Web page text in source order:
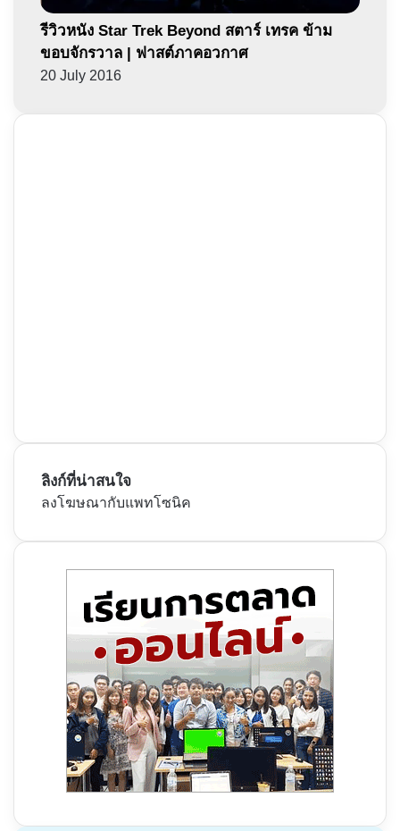
รีวิวหนัง Star Trek Beyond สตาร์ เทรค ข้าม
ขอบจักรวาล | ฟาสต์ภาคอวกาศ
20 July 2016
ลิงก์ที่น่าสนใจ
ลงโฆษณากับแพทโซนิค